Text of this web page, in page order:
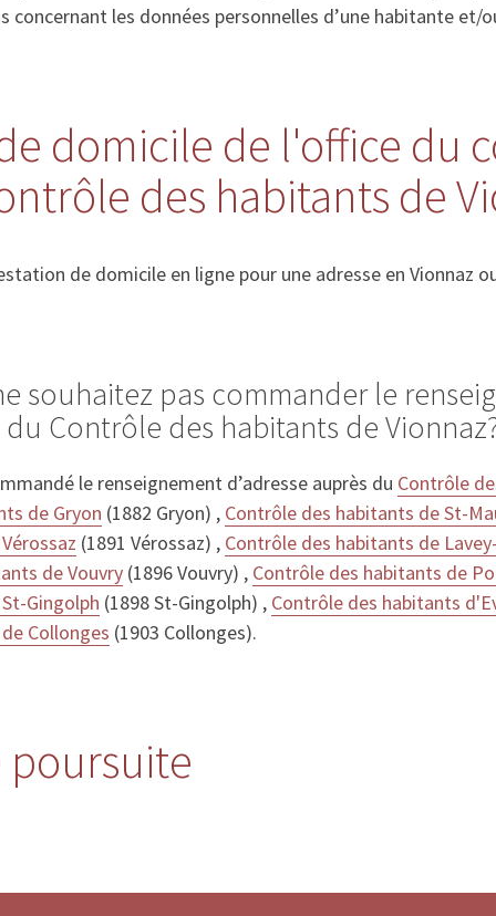
les données personnelles d’une habitante et/
domicile de l'office du
des habitants de
de domicile en ligne pour une adresse en Vionnaz
souhaitez pas commander le
du Contrôle des habitants de
le renseignement d’adresse auprès du Contrôle
de Gryon (1882 Gryon) , Contrôle des habitants de St-
(1891 Vérossaz) , Contrôle des habitants de
de Vouvry (1896 Vouvry) , Contrôle des habitants de
Gingolph (1898 St-Gingolph) , Contrôle des habitants
Collonges (1903 Collonges).
poursuite